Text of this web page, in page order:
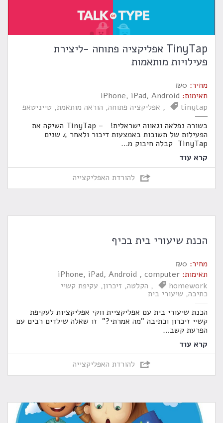
TinyTap אפליקציה פתוחה -ליצירת
פעילויות מותאמות
מחיר: ₪0
תאימות: iPhone, iPad, Android
tinytap
אפליקציה פתוחה הוראה מותאמת טייניטאפ
בשורה נפלאה וגאווה ישראלית! – TinyTap השיקה את
הפעילות של תשובות באמצעות דיבור ולאחר 4 שנים
TinyTap קבלה חיבוק מ
…
קרא עוד
להורדת האפליקצייה
הכנת שיעורי בית בכיף
מחיר: ₪0
תאימות: iPhone, iPad, Android , computer
homework
הקלטה זיכרון עקיפת קשיי
כתיבה שיעורי בית
הכנת שיעורי בית עם אפליקציית ווקי אפליקציות לעקיפת
קשיי זיכרון וכתיבה "מה אמרתי?" זו שאלה שילדים רבים עם
הפרעת קשב…
קרא עוד
להורדת האפליקצייה